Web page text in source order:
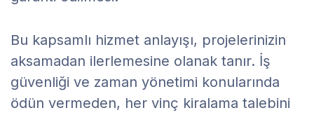
Bu kapsamlı hizmet anlayışı, projelerinizin
aksamadan ilerlemesine olanak tanır. İş
güvenliği ve zaman yönetimi konularında
ödün vermeden, her vinç kiralama talebini